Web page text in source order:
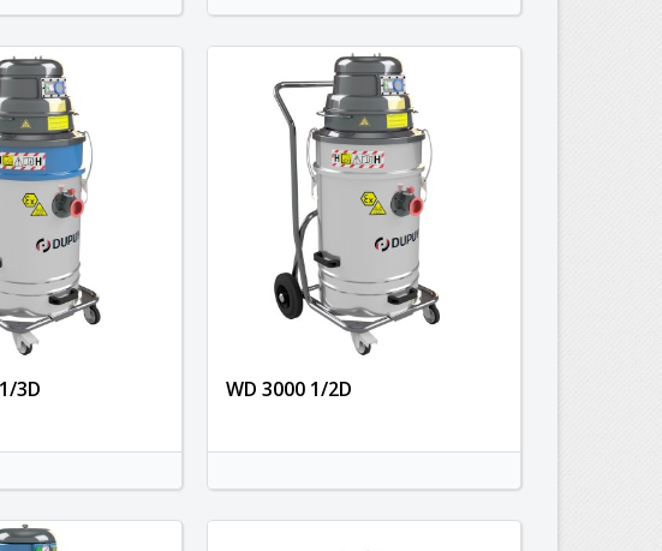
3D WD 3000 1/2D